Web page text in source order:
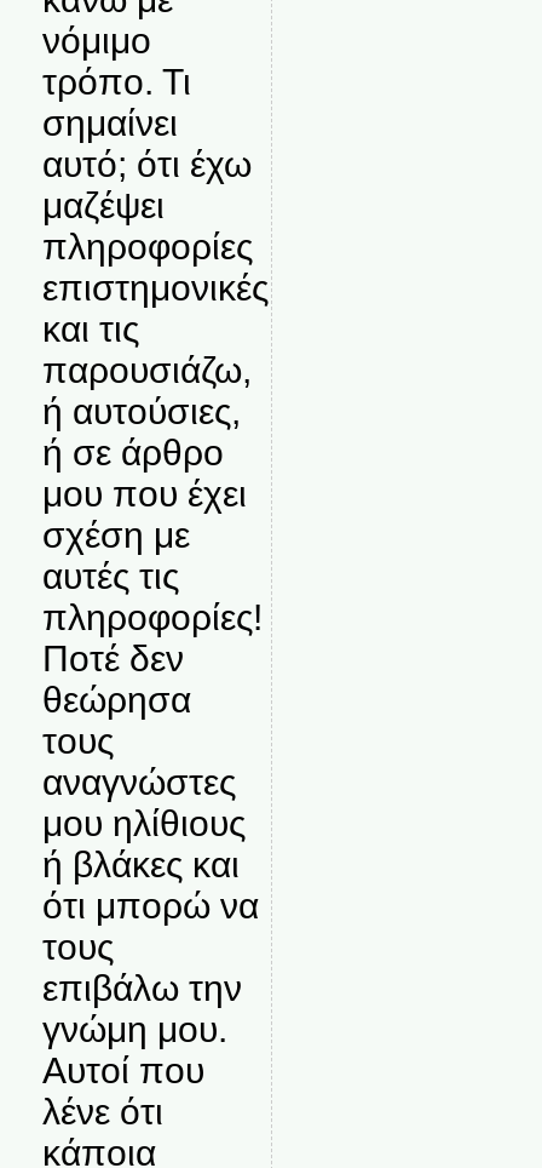
νόμιμο
τρόπο. Τι
σημαίνει
αυτό; ότι έχω
μαζέψει
πληροφορίες
επιστημονικές
και τις
παρουσιάζω,
ή αυτούσιες,
ή σε άρθρο
μου που έχει
σχέση με
αυτές τις
πληροφορίες!
Ποτέ δεν
θεώρησα
τους
αναγνώστες
μου ηλίθιους
ή βλάκες και
ότι μπορώ να
τους
επιβάλω την
γνώμη μου.
Αυτοί που
λένε ότι
κάποια